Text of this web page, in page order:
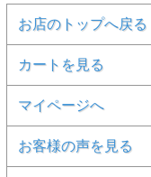
お店のトップへ戻る
カートを見る
マイページへ
お客様の声を見る